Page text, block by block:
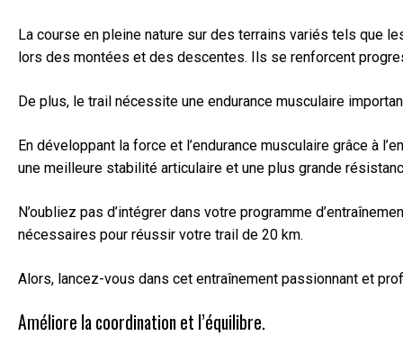
La course en pleine nature sur des terrains variés tels que
lors des montées et des descentes. Ils se renforcent
De plus, le trail nécessite une endurance musculaire
En développant la force et l’endurance musculaire grâce à
une meilleure stabilité articulaire et une plus grande
N’oubliez pas d’intégrer dans votre programme
nécessaires pour réussir votre trail de 20 km.
Alors, lancez-vous dans cet entraînement passionnant et
Améliore la coordination et l’équilibre.